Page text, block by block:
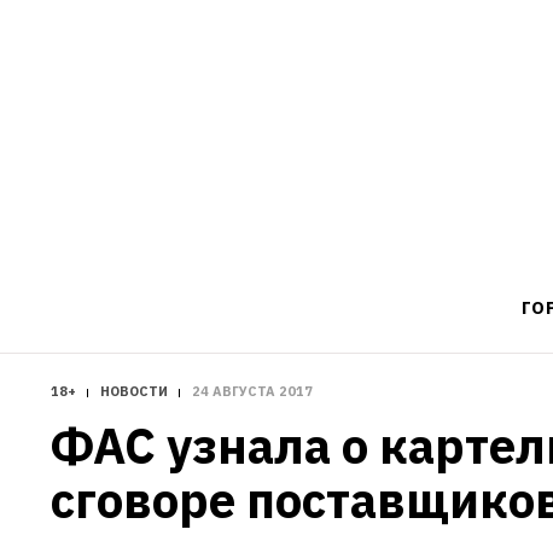
18+ НОВОСТИ 24 АВГУСТА 2017
ФАС узнала о
сговоре